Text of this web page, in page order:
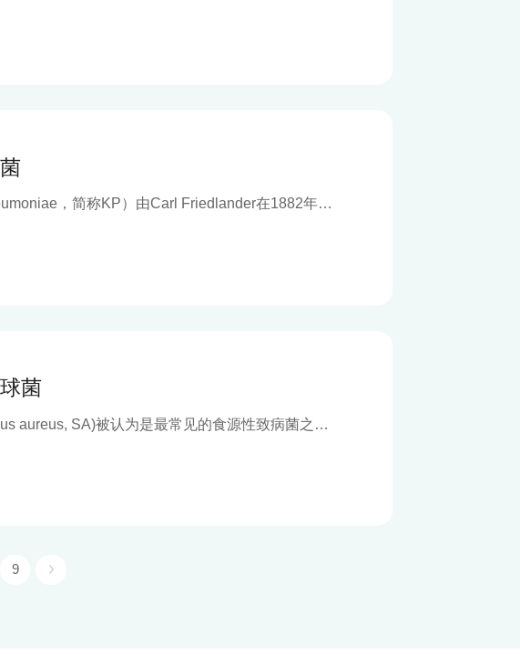
细菌感染等。
，简称KP）由Carl Friedlander在1882年首
染性疾病。
菌
aureus, SA)被认为是最常见的食源性致病菌之
Staphylococcus aureus, MRSA)的出现，
9